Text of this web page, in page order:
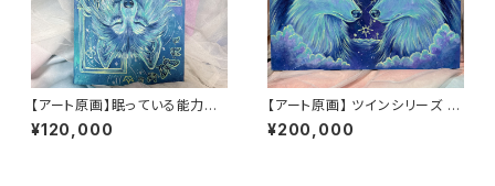
【アート原画】眠っている能力を
呼び起こす オオカミ 1点もの ア
クリル画
¥120,000
【アート原画】 ツインシリーズ ハ
スキー 1点もの アクリル画
¥200,000